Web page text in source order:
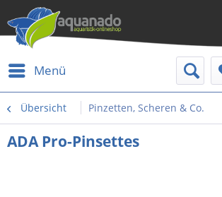
Menü
Übersicht Pinzetten, Scheren & Co.
ADA Pro-Pinsettes